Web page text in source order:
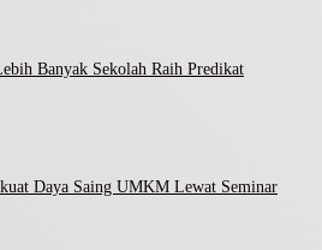
Banyak Sekolah Raih Predikat
Daya Saing UMKM Lewat Seminar